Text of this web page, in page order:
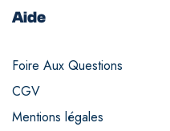
Aide
Foire Aux Questions
CGV
Mentions légales